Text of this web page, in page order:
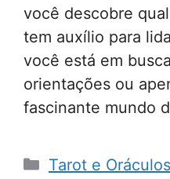
você descobre
tem auxílio para
você está em
orientações ou
fascinante mundo
Categorias
Tarot e Oráculos